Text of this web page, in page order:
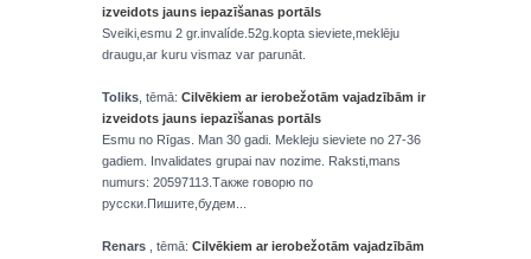
izveidots jauns iepazīšanas portāls
Sveiki,esmu 2 gr.invalíde.52g.kopta sieviete,meklēju
draugu,ar kuru vismaz var parunāt.
Toliks , tēmā: Cilvēkiem ar ierobežotām vajadzībām ir
izveidots jauns iepazīšanas portāls
Esmu no Rīgas. Man 30 gadi. Mekleju sieviete no 27-36
gadiem. Invalidates grupai nav nozime. Raksti,mans
numurs: 20597113.Также говорю по
русски.Пишите,будем...
Renars , tēmā: Cilvēkiem ar ierobežotām vajadzībām